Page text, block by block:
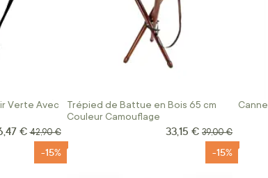
Verte Avec
Spécial
€ Prix normal
42,90 €
Trépied de Battue en Bois 65 cm
Couleur Camouflage
Prix Spécial
33,15 € Prix normal
39,00 €
-15% -15%